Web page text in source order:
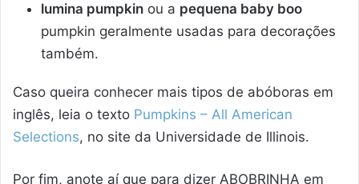
lumina pumpkin ou a pequena baby boo
pumpkin geralmente usadas para decorações
também.
Caso queira conhecer mais tipos de abóboras em
inglês, leia o texto Pumpkins – All American
Selections, no site da Universidade de Illinois.
Por fim, anote aí que para dizer ABOBRINHA em